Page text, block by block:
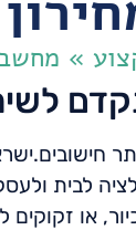
»
לבית
או זקוקים